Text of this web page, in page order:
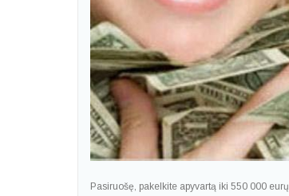
Pasiruošę, pakelkite apyvartą iki 550 000 eurų